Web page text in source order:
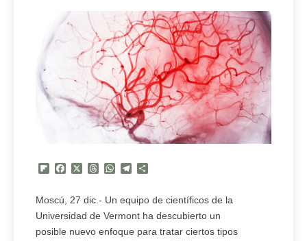
Flipboard
Facebook
X Threads
WhatsApp
Telegram
Moscú, 27 dic.- Un equipo de científicos de la
Universidad de Vermont ha descubierto un
posible nuevo enfoque para tratar ciertos tipos